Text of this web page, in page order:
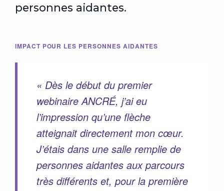
personnes aidantes.
IMPACT POUR LES PERSONNES AIDANTES
« Dès le début du premier
webinaire ANCRÉ, j’ai eu
l’impression qu’une flèche
atteignait directement mon cœur.
J’étais dans une salle remplie de
personnes aidantes aux parcours
très différents et, pour la première